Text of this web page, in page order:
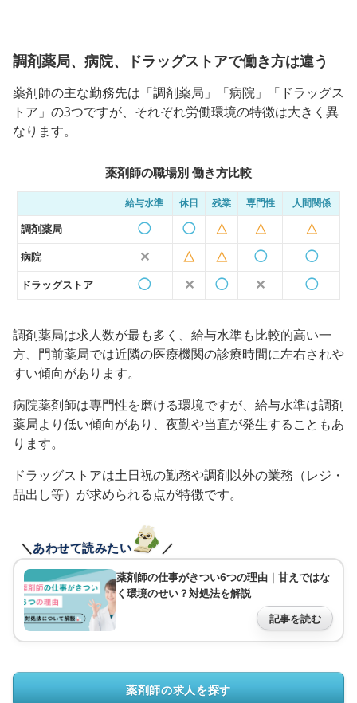
調剤薬局、病院、ドラッグストアで働き方は違う
薬剤師の主な勤務先は「調剤薬局」「病院」「ドラッグス
トア」の3つですが、それぞれ労働環境の特徴は大きく異
なります。
薬剤師の職場別 働き方比較
給与水準 休日 残業 専門性 人間関係
調剤薬局 ◯ ◯ △ △ △
病院 ✕ △ △ ◯ ◯
ドラッグストア ◯ ✕ ◯ ✕ ◯
調剤薬局は求人数が最も多く、給与水準も比較的高い一
方、門前薬局では近隣の医療機関の診療時間に左右されや
すい傾向があります。
病院薬剤師は専門性を磨ける環境ですが、給与水準は調剤
薬局より低い傾向があり、夜勤や当直が発生することもあ
ります。
ドラッグストアは土日祝の勤務や調剤以外の業務（レジ・
品出し等）が求められる点が特徴です。
＼あわせて読みたい ／
薬剤師の仕事がきつい6つの理由｜甘えではな
く環境のせい？対処法を解説
記事を読む
薬剤師の求人を探す